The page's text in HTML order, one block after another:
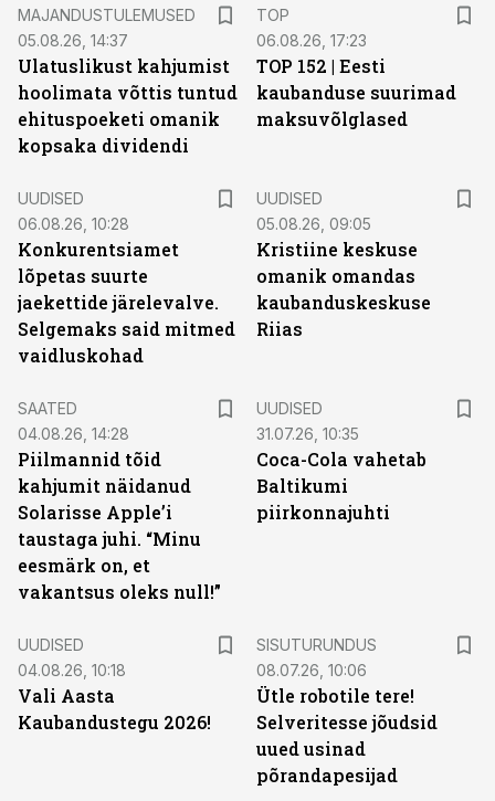
MAJANDUSTULEMUSED
05.08.26, 14:37
Ulatuslikust kahjumist
hoolimata võttis tuntud
ehituspoeketi omanik
kopsaka dividendi
TOP
06.08.26, 17:23
TOP 152 | Eesti
kaubanduse suurimad
maksuvõlglased
UUDISED
06.08.26, 10:28
Konkurentsiamet
lõpetas suurte
jaekettide järelevalve.
Selgemaks said mitmed
vaidluskohad
UUDISED
05.08.26, 09:05
Kristiine keskuse
omanik omandas
kaubanduskeskuse
Riias
SAATED
04.08.26, 14:28
Piilmannid tõid
kahjumit näidanud
Solarisse Apple’i
taustaga juhi. “Minu
eesmärk on, et
vakantsus oleks null!”
UUDISED
31.07.26, 10:35
Coca-Cola vahetab
Baltikumi
piirkonnajuhti
UUDISED
04.08.26, 10:18
Vali Aasta
Kaubandustegu 2026!
SISUTURUNDUS
08.07.26, 10:06
Ütle robotile tere!
Selveritesse jõudsid
uued usinad
põrandapesijad